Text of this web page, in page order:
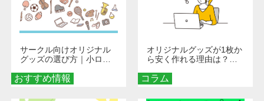
おすすめ情報
サークル向けオリジナル
グッズの選び方｜小ロッ
める秘訣
コラム
オリジナルグッズが1枚か
ら安く作れる理由は？オ
とメリットを解説